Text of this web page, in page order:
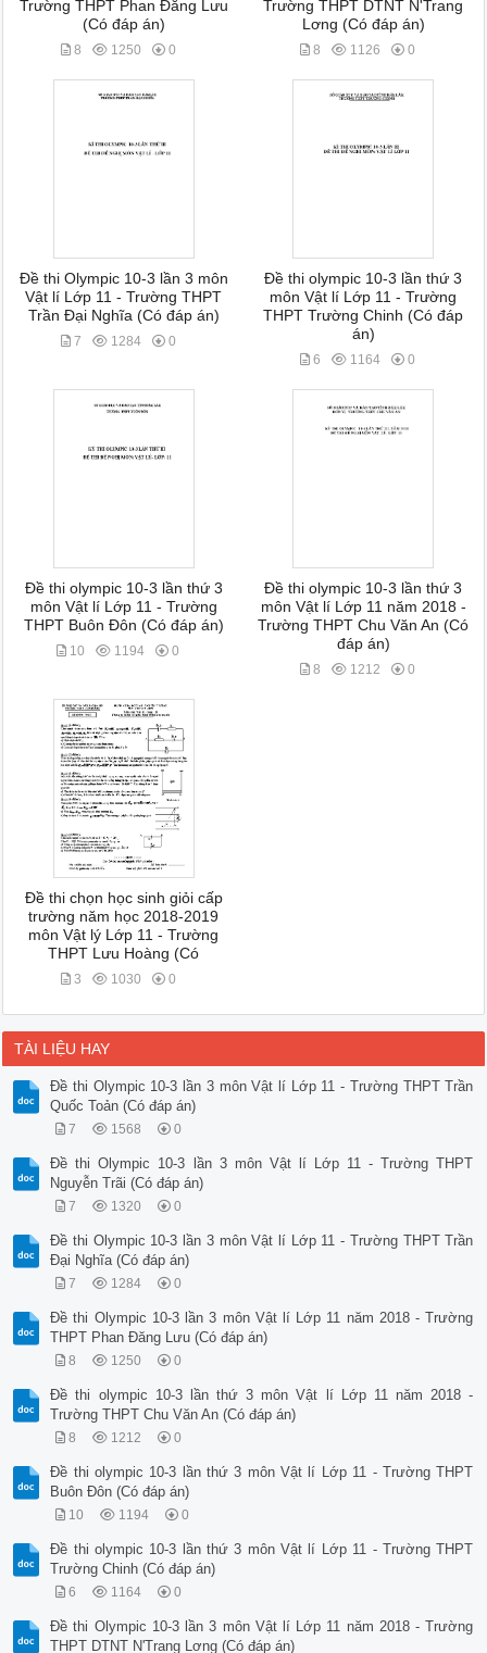
Trường THPT Phan Đăng Lưu
(Có đáp án)
8 1250 0
Trường THPT DTNT N'Trang
Lơng (Có đáp án)
8 1126 0
Đề thi Olympic 10-3 lần 3 môn
Vật lí Lớp 11 - Trường THPT
Trần Đại Nghĩa (Có đáp án)
7 1284 0
Đề thi olympic 10-3 lần thứ 3
môn Vật lí Lớp 11 - Trường
THPT Trường Chinh (Có đáp
án)
6 1164 0
Đề thi olympic 10-3 lần thứ 3
môn Vật lí Lớp 11 - Trường
THPT Buôn Đôn (Có đáp án)
10 1194 0
Đề thi olympic 10-3 lần thứ 3
môn Vật lí Lớp 11 năm 2018 -
Trường THPT Chu Văn An (Có
đáp án)
8 1212 0
Đề thi chọn học sinh giỏi cấp
trường năm học 2018-2019
môn Vật lý Lớp 11 - Trường
THPT Lưu Hoàng (Có
3 1030 0
TÀI LIỆU HAY
Đề thi Olympic 10-3 lần 3 môn Vật lí Lớp 11 - Trường THPT Trần
Quốc Toản (Có đáp án)
7 1568 0
Đề thi Olympic 10-3 lần 3 môn Vật lí Lớp 11 - Trường THPT
Nguyễn Trãi (Có đáp án)
7 1320 0
Đề thi Olympic 10-3 lần 3 môn Vật lí Lớp 11 - Trường THPT Trần
Đại Nghĩa (Có đáp án)
7 1284 0
Đề thi Olympic 10-3 lần 3 môn Vật lí Lớp 11 năm 2018 - Trường
THPT Phan Đăng Lưu (Có đáp án)
8 1250 0
Đề thi olympic 10-3 lần thứ 3 môn Vật lí Lớp 11 năm 2018 -
Trường THPT Chu Văn An (Có đáp án)
8 1212 0
Đề thi olympic 10-3 lần thứ 3 môn Vật lí Lớp 11 - Trường THPT
Buôn Đôn (Có đáp án)
10 1194 0
Đề thi olympic 10-3 lần thứ 3 môn Vật lí Lớp 11 - Trường THPT
Trường Chinh (Có đáp án)
6 1164 0
Đề thi Olympic 10-3 lần 3 môn Vật lí Lớp 11 năm 2018 - Trường
THPT DTNT N'Trang Lơng (Có đáp án)